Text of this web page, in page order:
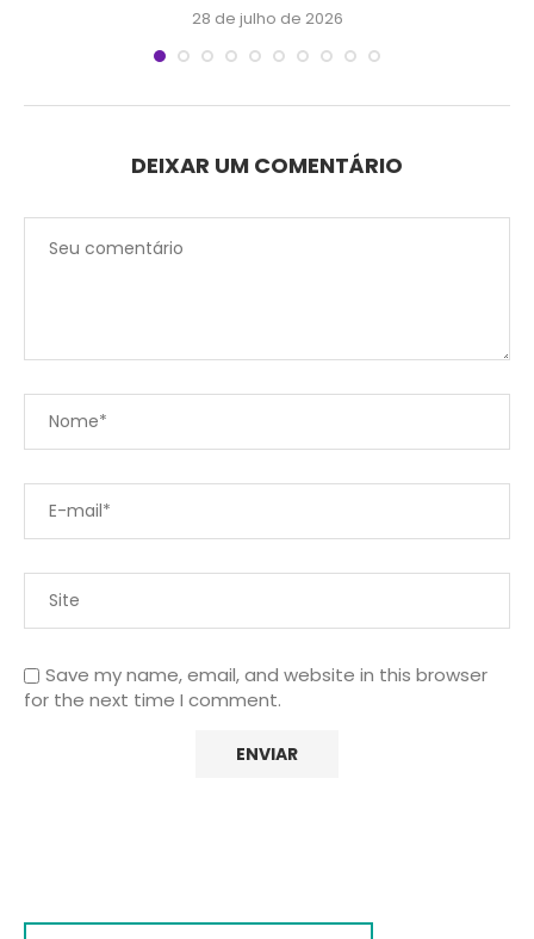
28 de julho de 2026
DEIXAR UM COMENTÁRIO
Save my name, email, and website in this browser
for the next time I comment.